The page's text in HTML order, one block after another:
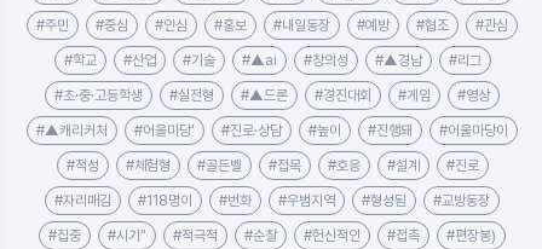
#주민 #중심 #안심 #홍보 #내일동장 #예방 #협조 #관심
#학교 #산업 #기술 #▲ai #창의성 #▲경남 #리그
#초·중·고등학생 #실전형 #▲드론 #경진대회 #게임 #영상
#▲캐리커처 #어울마당' #진로·상담 #높이 #진행돼 #어울마당이
#적성 #체험형 #골든벨 #접목 #호응 #설계 #진로
#자리매김 #118명이 #번화 #우범지역 #형성됨 #교방동장
#집중 #시기" #적극적 #순찰 #헌신적인 #접촉 #편장봉)